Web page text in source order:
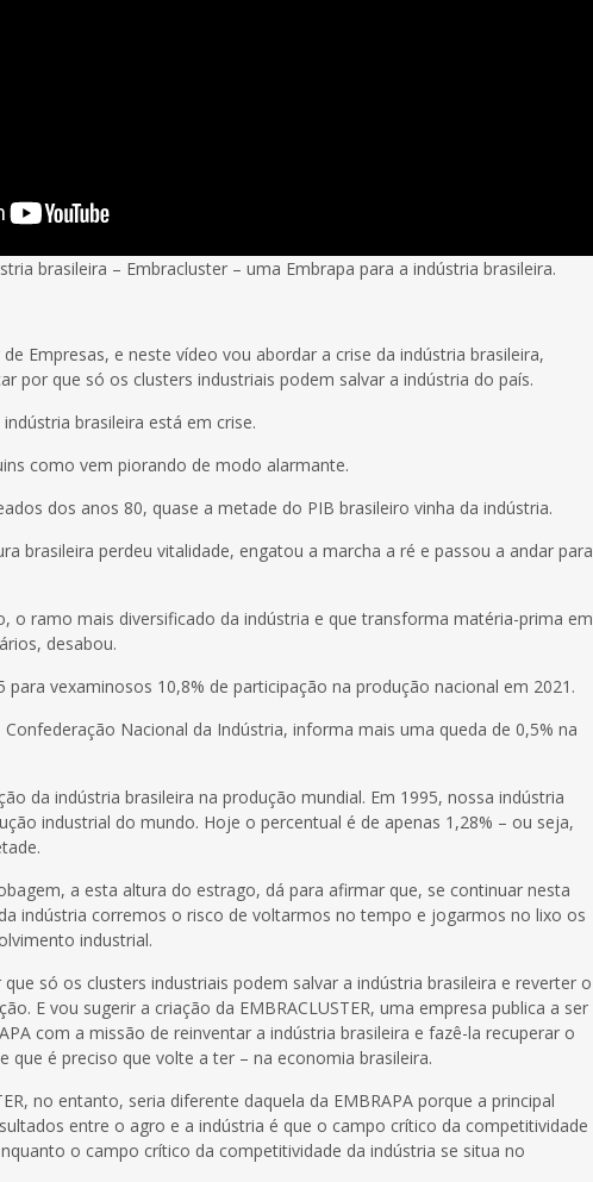
brasileira – Embracluster – uma Embrapa para a indústria brasileira.
Empresas, e neste vídeo vou abordar a crise da indústria brasileira,
por que só os clusters industriais podem salvar a indústria do país.
brasileira está em crise.
como vem piorando de modo alarmante.
dos anos 80, quase a metade do PIB brasileiro vinha da indústria.
brasileira perdeu vitalidade, engatou a marcha a ré e passou a andar para
o ramo mais diversificado da indústria e que transforma matéria-prima em
desabou.
para vexaminosos 10,8% de participação na produção nacional em 2021.
Confederação Nacional da Indústria, informa mais uma queda de 0,5% na
da indústria brasileira na produção mundial. Em 1995, nossa indústria
industrial do mundo. Hoje o percentual é de apenas 1,28% – ou seja,
a esta altura do estrago, dá para afirmar que, se continuar nesta
indústria corremos o risco de voltarmos no tempo e jogarmos no lixo os
industrial.
só os clusters industriais podem salvar a indústria brasileira e reverter o
E vou sugerir a criação da EMBRACLUSTER, uma empresa publica a ser
com a missão de reinventar a indústria brasileira e fazê-la recuperar o
que é preciso que volte a ter – na economia brasileira.
no entanto, seria diferente daquela da EMBRAPA porque a principal
entre o agro e a indústria é que o campo crítico da competitividade
o campo crítico da competitividade da indústria se situa no